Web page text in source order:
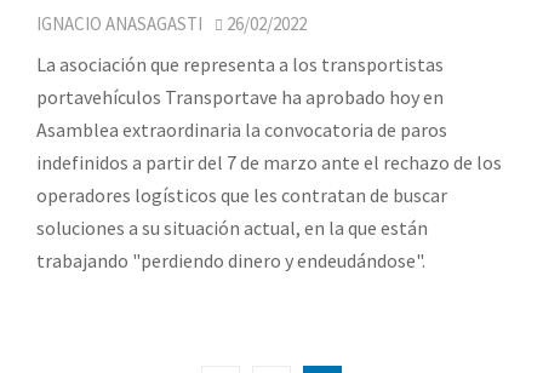
IGNACIO ANASAGASTI 26/02/2022
La asociación que representa a los transportistas
portavehículos Transportave ha aprobado hoy en
Asamblea extraordinaria la convocatoria de paros
indefinidos a partir del 7 de marzo ante el rechazo de los
operadores logísticos que les contratan de buscar
soluciones a su situación actual, en la que están
trabajando "perdiendo dinero y endeudándose".